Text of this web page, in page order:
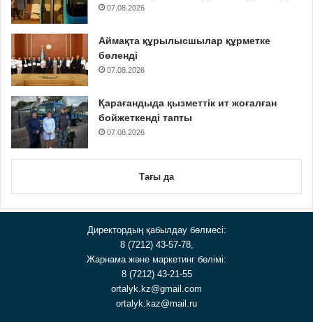
07.08.2026
Аймақта құрылысшылар құрметке
бөленді
07.08.2026
Қарағандыда қызметтік ит жоғалған
бойжеткенді тапты
07.08.2026
Тағы да
Директордың қабылдау бөлмесі:
8 (7212) 43-57-78,
Жарнама және маркетинг бөлімі:
8 (7212) 43-21-55
ortalyk.kz@gmail.com
ortalyk.kaz@mail.ru